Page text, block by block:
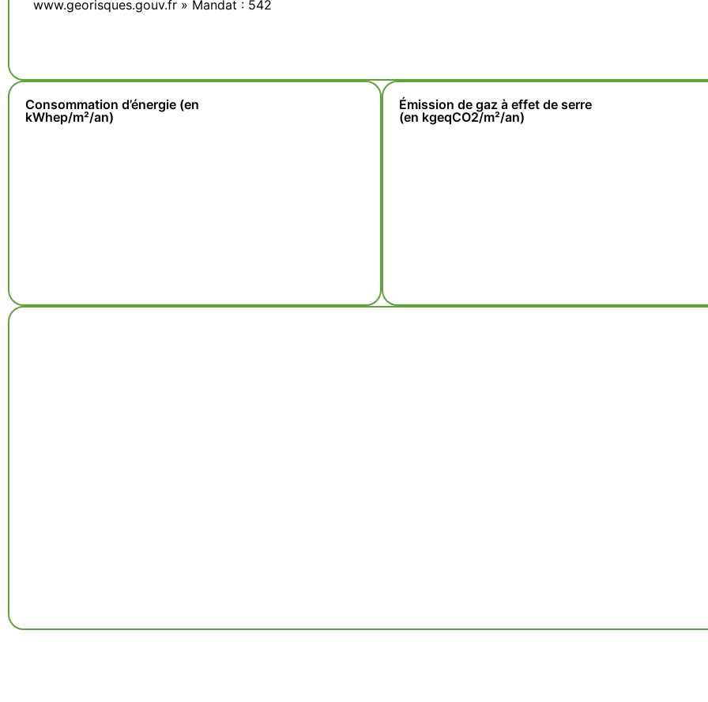
www.georisques.gouv.fr » Mandat : 542
Consommation d’énergie (en
kWhep/m²/an)
Émission de gaz à effet de serre
(en kgeqCO2/m²/an)